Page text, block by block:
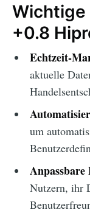
Wichtige
+0.8
Echtzeit-
aktuelle
um
Anpassbare
Nutzern, ihr